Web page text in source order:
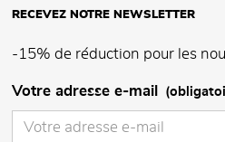
RECEVEZ NOTRE NEWSLETTER
-15% de réduction pour les
Votre adresse e-mail